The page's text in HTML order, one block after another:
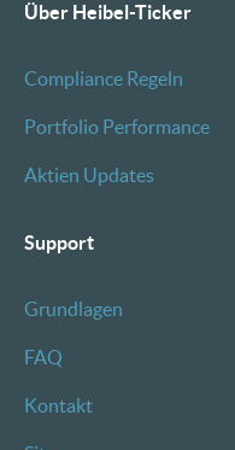
Über Heibel-Ticker
Compliance Regeln
Portfolio Performance
Aktien Updates
Support
Grundlagen
FAQ
Kontakt